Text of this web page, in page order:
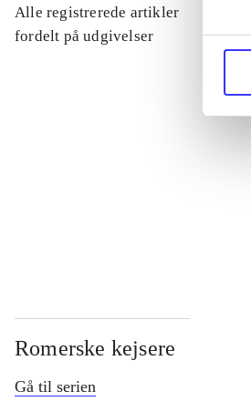
Alle registrerede artikler
fordelt på udgivelser
Romerske kejsere
Gå til serien